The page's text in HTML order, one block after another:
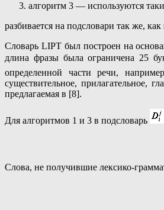
алгоритм 3 — используются
разбивается на подсловари так же,
Словарь LIPT был построен на
длина фразы была ограничена 25
определенной части речи,
существительное, прилагательное,
предлагаемая в [8].
Для алгоритмов 1 и 3 в подсловарь
Слова, не получившие лексико-